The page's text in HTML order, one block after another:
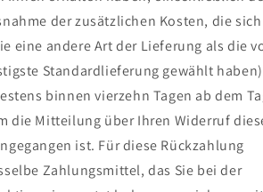
der zusätzlichen Kosten, die sich
eine andere Art der Lieferung als die
Standardlieferung gewählt
binnen vierzehn Tagen ab dem
die Mitteilung über Ihren Widerruf
ist. Für diese Rückzahlung
Zahlungsmittel, das Sie bei der